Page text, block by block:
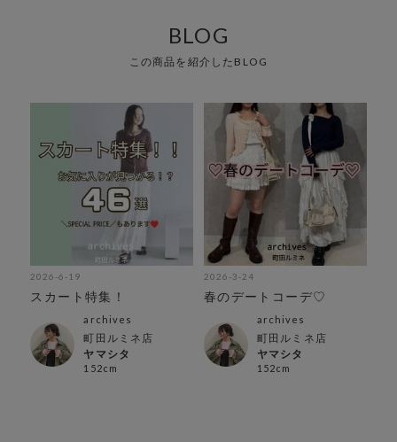
BLOG
この商品を紹介したBLOG
2026-6-19
スカート特集！
archives
町田ルミネ店
ヤマシタ
152cm
2026-3-24
春のデートコーデ♡
archives
町田ルミネ店
ヤマシタ
152cm